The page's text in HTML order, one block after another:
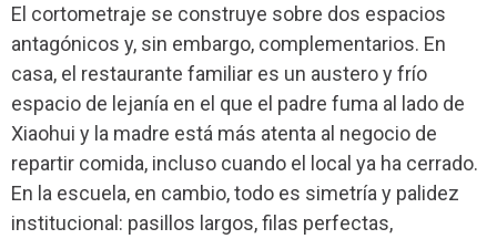
El cortometraje se construye sobre dos espacios
antagónicos y, sin embargo, complementarios. En
casa, el restaurante familiar es un austero y frío
espacio de lejanía en el que el padre fuma al lado de
Xiaohui y la madre está más atenta al negocio de
repartir comida, incluso cuando el local ya ha cerrado.
En la escuela, en cambio, todo es simetría y palidez
institucional: pasillos largos, filas perfectas,